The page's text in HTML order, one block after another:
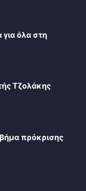
όλα στη
Τζολάκης
πρόκρισης